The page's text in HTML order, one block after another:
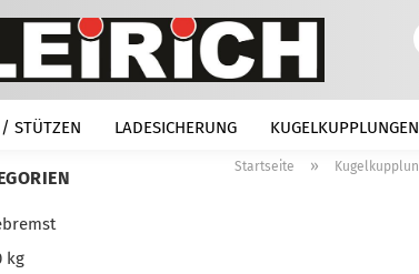
STÜTZEN LADESICHERUNG
Startseite »
kg